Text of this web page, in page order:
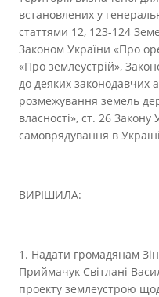
встановлених у
статтями 12, 123-124
Законом України «Про
«Про землеустрій»,
до деяких законодавчих
розмежування земель
власності», ст. 26 Закону
самоврядування в
ВИРІШИЛА:
1. Надати громадянам
Приймачук Світлані
проекту землеустрою